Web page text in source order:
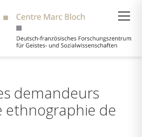
demandeurs
ethnographie de